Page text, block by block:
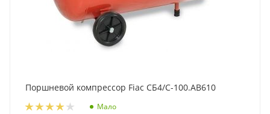
Поршневой компрессор Fiac СБ4/С-100.АВ610
Мало